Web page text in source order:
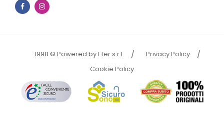
Facebook
1998 © Powered by Eter s.r.l.
Privacy Policy
Cookie Policy